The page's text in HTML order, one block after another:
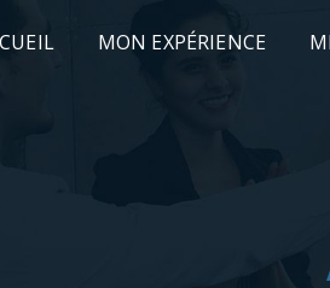
MON EXPÉRIENCE